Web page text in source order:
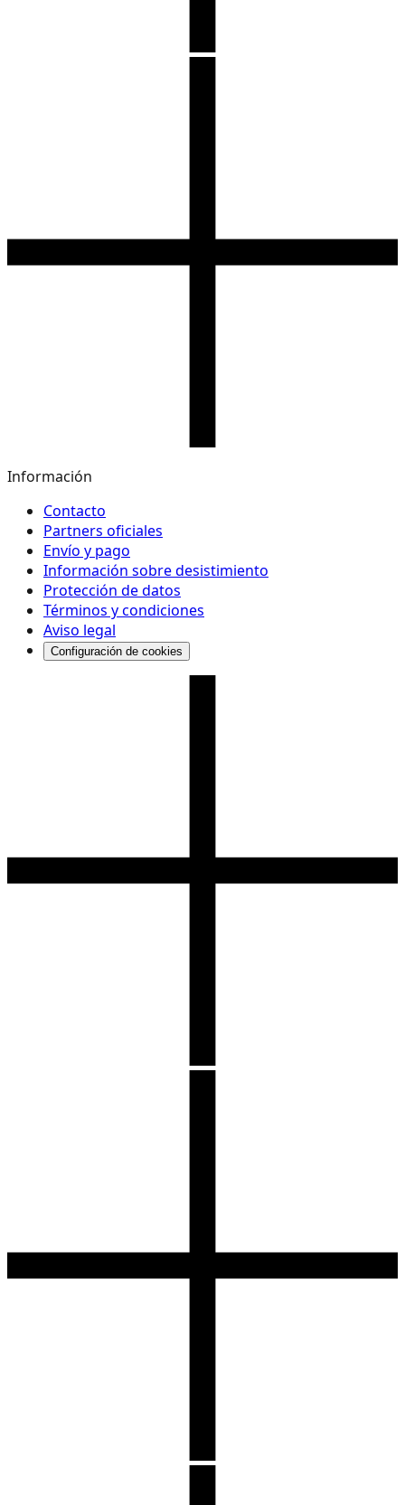
Información
Contacto
Partners oficiales
Envío y pago
Información sobre desistimiento
Protección de datos
Términos y condiciones
Aviso legal
Configuración de cookies